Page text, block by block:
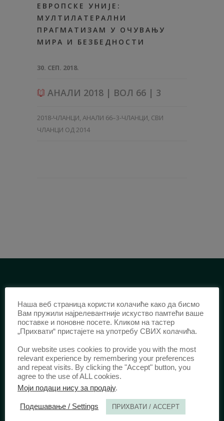
ЕВРОПСКЕ УНИЈЕ:
МУЛТИЛАТЕРАЛНИ
ПРАГМАТИЗАМ У ОЧУВАЊУ
МИРА И БЕЗБЕДНОСТИ
30. СЕП. 2018.
АНАЛИ 2018 | ВОЛ 66 | 3
2018-ЧЛАНЦИ, АНАЛИ 66–3-ЧЛАНЦИ, СВИ
ЧЛАНЦИ ОД 2014
ISSN:0003-2565(Штампано издање)
еISSN:2406-2693(Онлајн издање)
10.51204/Anali_PFBU_1906
ИЗДАВАЧ /
Правни факултет Универзитета у
Београду
Булевар краља Александра 67
Наша веб страница користи колачиће како да бисмо
Вам пружили најрелевантније искуство памтећи ваше
поставке и поновне посете. Кликом на тастер
„Прихвати“ пристајете на употребу СВИХ колачића.
Our website uses cookies to provide you with the most
relevant experience by remembering your preferences
and repeat visits. By clicking the "Accept" button, you
agree to the use of ALL cookies.
Моји подаци нису за продају.
Подешавање / Settings ПРИХВАТИ / ACCEPT